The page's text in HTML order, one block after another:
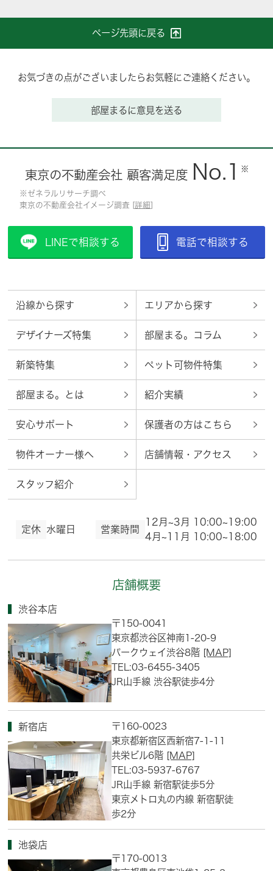
ページ先頭に戻る
お気づきの点がございましたらお気軽にご連絡ください。
部屋まるに意見を送る
東京の不動産会社 顧客満足度 No.1 ※
※ゼネラルリサーチ調べ
東京の不動産会社イメージ調査 [詳細]
LINEで相談する 電話で相談する
沿線から探す エリアから探す
デザイナーズ特集 部屋まる。コラム
新築特集 ペット可物件特集
部屋まる。とは 紹介実績
安心サポート 保護者の方はこちら
物件オーナー様へ 店舗情報・アクセス
スタッフ紹介
定休 水曜日 営業時間
12月~3月 10:00~19:00
4月~11月 10:00~18:00
店舗概要
渋谷本店
〒150-0041
東京都渋谷区神南1-20-9
パークウェイ渋谷8階 [MAP]
TEL:03-6455-3405
JR山手線 渋谷駅徒歩4分
新宿店
〒160-0023
東京都新宿区西新宿7-1-11
共栄ビル6階 [MAP]
TEL:03-5937-6767
JR山手線 新宿駅徒歩5分
東京メトロ丸の内線 新宿駅徒
歩2分
池袋店
〒170-0013